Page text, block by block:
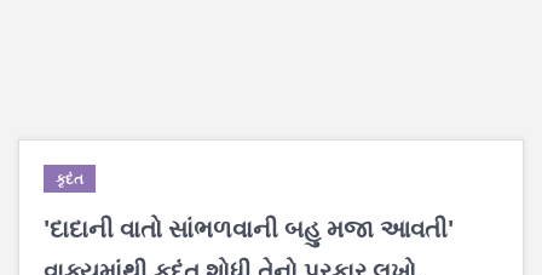
કૃદંત
'દાદાની વાતો સાંભળવાની બહુ મજા આવતી'